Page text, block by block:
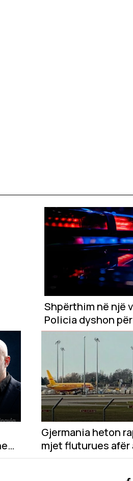
Shpërthim në një
Policia dyshon
një i plagosur
Gjermania heton
mjet fluturues
në aeroportin e